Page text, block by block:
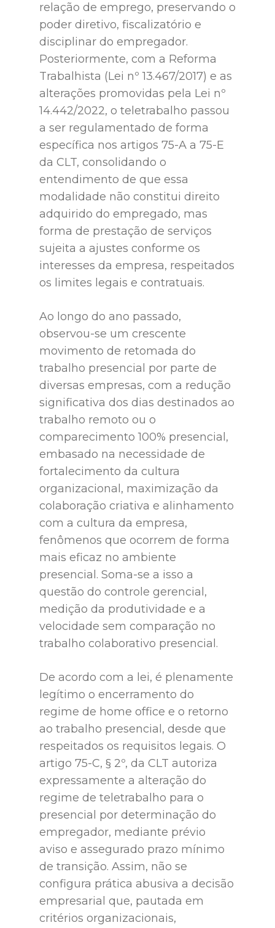
relação de emprego, preservando o
poder diretivo, fiscalizatório e
disciplinar do empregador.
Posteriormente, com a Reforma
Trabalhista (Lei nº 13.467/2017) e as
alterações promovidas pela Lei nº
14.442/2022, o teletrabalho passou
a ser regulamentado de forma
específica nos artigos 75-A a 75-E
da CLT, consolidando o
entendimento de que essa
modalidade não constitui direito
adquirido do empregado, mas
forma de prestação de serviços
sujeita a ajustes conforme os
interesses da empresa, respeitados
os limites legais e contratuais.
Ao longo do ano passado,
observou-se um crescente
movimento de retomada do
trabalho presencial por parte de
diversas empresas, com a redução
significativa dos dias destinados ao
trabalho remoto ou o
comparecimento 100% presencial,
embasado na necessidade de
fortalecimento da cultura
organizacional, maximização da
colaboração criativa e alinhamento
com a cultura da empresa,
fenômenos que ocorrem de forma
mais eficaz no ambiente
presencial. Soma-se a isso a
questão do controle gerencial,
medição da produtividade e a
velocidade sem comparação no
trabalho colaborativo presencial.
De acordo com a lei, é plenamente
legítimo o encerramento do
regime de home office e o retorno
ao trabalho presencial, desde que
respeitados os requisitos legais. O
artigo 75-C, § 2º, da CLT autoriza
expressamente a alteração do
regime de teletrabalho para o
presencial por determinação do
empregador, mediante prévio
aviso e assegurado prazo mínimo
de transição. Assim, não se
configura prática abusiva a decisão
empresarial que, pautada em
critérios organizacionais,